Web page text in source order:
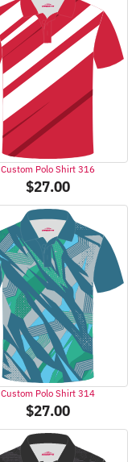
Custom Polo Shirt 316
$27.00
Custom Polo Shirt 314
$27.00